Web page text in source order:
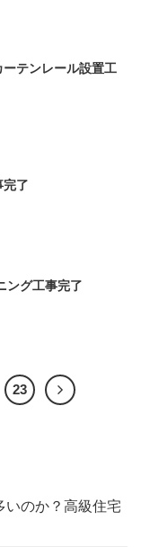
テンレール設置工
完了
ング工事完了
23
いのか？高級住宅